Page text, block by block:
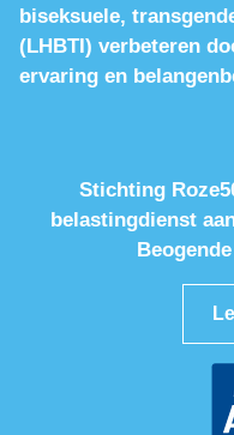
biseksuele,
(LHBTI) verbeteren
ervaring en
Stichting
belastingdienst